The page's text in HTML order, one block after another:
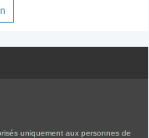
uniquement aux personnes de